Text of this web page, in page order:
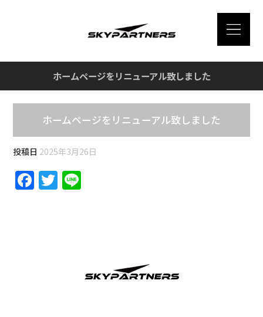
ホームページをリニューアル致しました
ホームページをリニューアル致しました
投稿日 2025年3月26日
F
a
T
w